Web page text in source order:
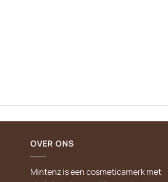
OVER ONS
Mintenz is een cosmeticamerk met